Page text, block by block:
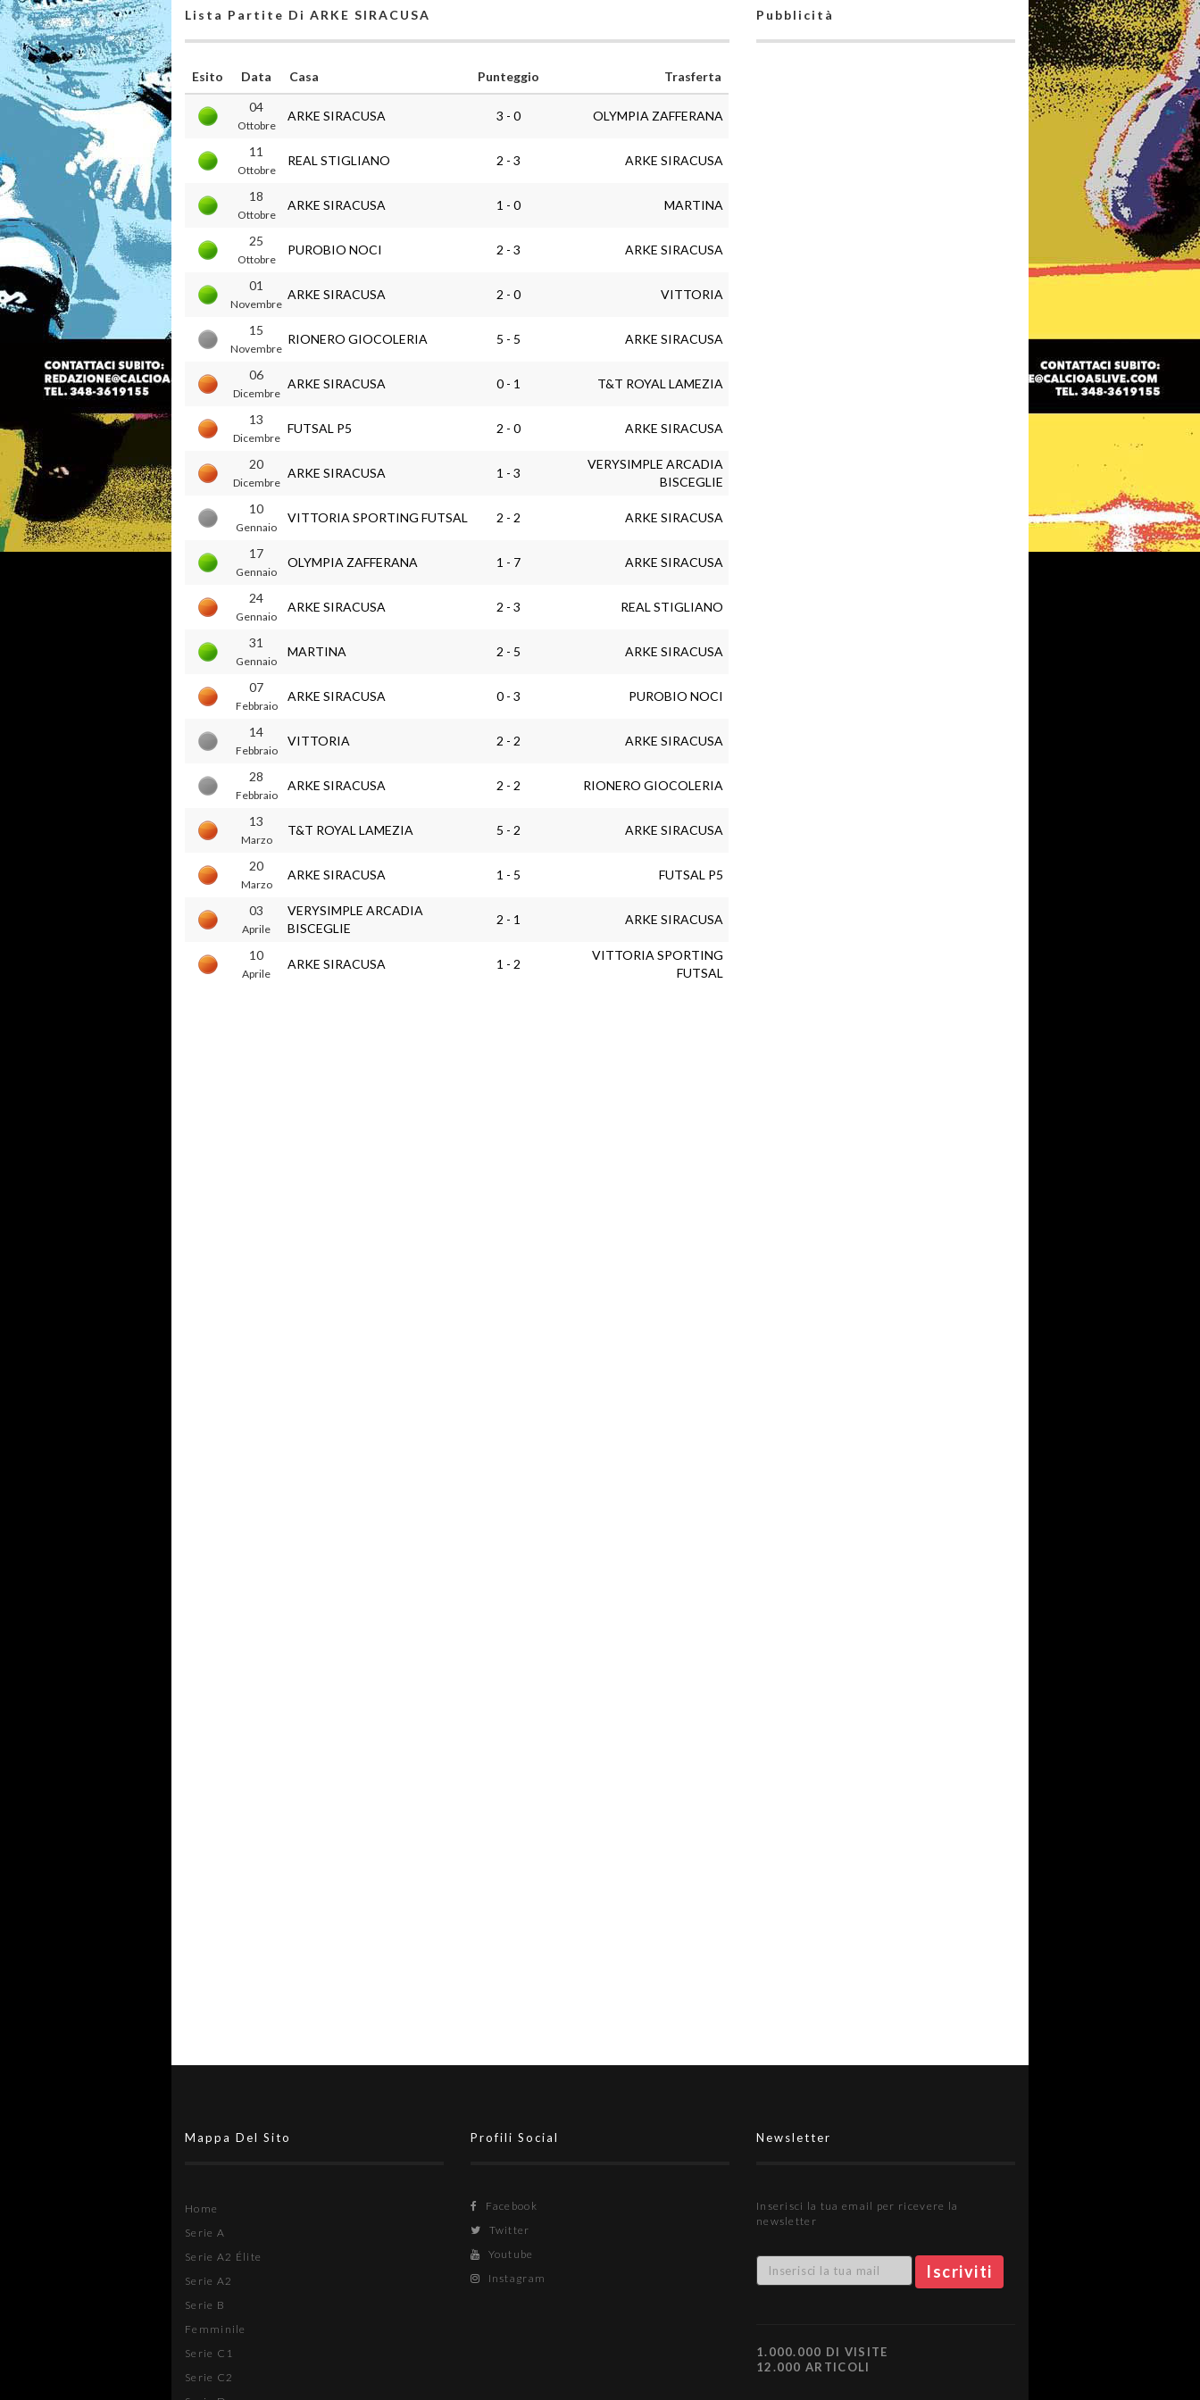
Lista Partite Di ARKE SIRACUSA
Esito Data Casa Punteggio
Trasferta
04
Ottobre
ARKE SIRACUSA 3 - 0 OLYMPIA ZAFFERANA
11
Ottobre
REAL STIGLIANO 2 - 3 ARKE SIRACUSA
18
Ottobre
ARKE SIRACUSA 1 - 0 MARTINA
25
Ottobre
PUROBIO NOCI 2 - 3 ARKE SIRACUSA
01
Novembre
ARKE SIRACUSA 2 - 0 VITTORIA
15
Novembre
RIONERO GIOCOLERIA 5 - 5 ARKE SIRACUSA
06
Dicembre
ARKE SIRACUSA 0 - 1 T&T ROYAL LAMEZIA
13
Dicembre
FUTSAL P5 2 - 0 ARKE SIRACUSA
20
Dicembre
ARKE SIRACUSA 1 - 3
VERYSIMPLE ARCADIA
BISCEGLIE
10
Gennaio
VITTORIA SPORTING FUTSAL 2 - 2 ARKE SIRACUSA
17
Gennaio
OLYMPIA ZAFFERANA 1 - 7 ARKE SIRACUSA
24
Gennaio
ARKE SIRACUSA 2 - 3 REAL STIGLIANO
31
Gennaio
MARTINA 2 - 5 ARKE SIRACUSA
07
Febbraio
ARKE SIRACUSA 0 - 3 PUROBIO NOCI
14
Febbraio
VITTORIA 2 - 2 ARKE SIRACUSA
28
Febbraio
ARKE SIRACUSA 2 - 2 RIONERO GIOCOLERIA
13
Marzo
T&T ROYAL LAMEZIA 5 - 2 ARKE SIRACUSA
20
Marzo
ARKE SIRACUSA 1 - 5 FUTSAL P5
03
Aprile
VERYSIMPLE ARCADIA
BISCEGLIE
2 - 1 ARKE SIRACUSA
10
Aprile
ARKE SIRACUSA 1 - 2
VITTORIA SPORTING
FUTSAL
Pubblicità
Mappa Del Sito
Home
Serie A
Serie A2 Élite
Serie A2
Serie B
Femminile
Serie C1
Serie C2
Profili Social
Facebook
Twitter
Youtube
Instagram
Newsletter
Inserisci la tua email per ricevere la
newsletter
1.000.000 DI VISITE
12.000 ARTICOLI